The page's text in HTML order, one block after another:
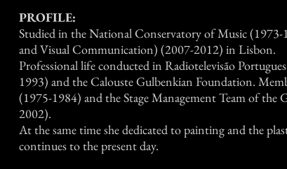
PROFILE:
Studied in the National Conservatory of Music
and Visual Communication) (2007-2012) in Lisbon.
Professional life conducted in Radiotelevisão
1993) and the Calouste Gulbenkian Foundation.
(1975-1984) and the Stage Management Team of the
2002).
At the same time she dedicated to painting and the
continues to the present day.